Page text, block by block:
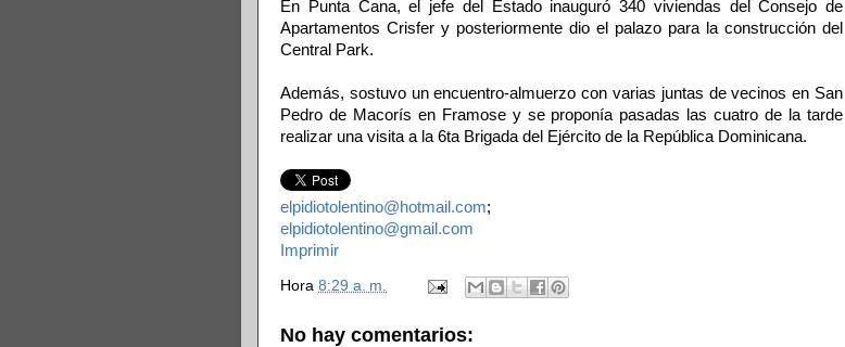
En Punta Cana, el jefe del Estado inauguró 340 viviendas del Consejo de
Apartamentos Crisfer y posteriormente dio el palazo para la construcción del
Central Park.
Además, sostuvo un encuentro-almuerzo con varias juntas de vecinos en San
Pedro de Macorís en Framose y se proponía pasadas las cuatro de la tarde
realizar una visita a la 6ta Brigada del Ejército de la República Dominicana.
elpidiotolentino@hotmail.com;
elpidiotolentino@gmail.com
Imprimir
Hora 8:29 a. m.
No hay comentarios: